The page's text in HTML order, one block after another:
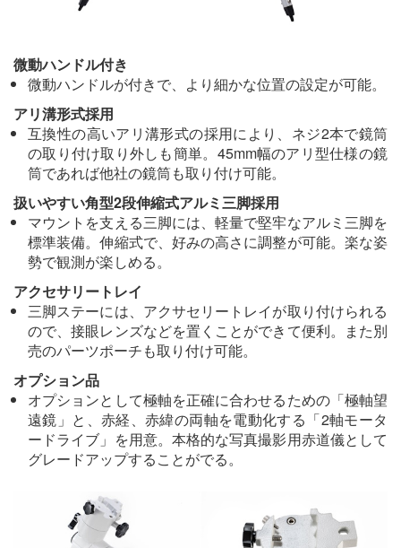
微動ハンドル付き
微動ハンドルが付きで、より細かな位置の設定が可能。
アリ溝形式採用
互換性の高いアリ溝形式の採用により、ネジ2本で鏡筒
の取り付け取り外しも簡単。45mm幅のアリ型仕様の鏡
筒であれば他社の鏡筒も取り付け可能。
扱いやすい角型2段伸縮式アルミ三脚採用
マウントを支える三脚には、軽量で堅牢なアルミ三脚を
標準装備。伸縮式で、好みの高さに調整が可能。楽な姿
勢で観測が楽しめる。
アクセサリートレイ
三脚ステーには、アクサセリートレイが取り付けられる
ので、接眼レンズなどを置くことができて便利。また別
売のパーツポーチも取り付け可能。
オプション品
オプションとして極軸を正確に合わせるための「極軸望
遠鏡」と、赤経、赤緯の両軸を電動化する「2軸モータ
ードライブ」を用意。本格的な写真撮影用赤道儀として
グレードアップすることがでる。